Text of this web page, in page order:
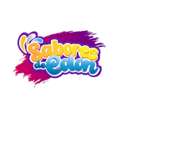
Skip
to
content